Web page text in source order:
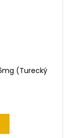
(Turecký